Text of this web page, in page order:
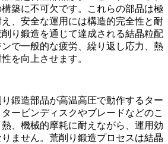
築に不可欠です。これらの部品は極
、安全な運用には構造的完全性と耐
り鍛造を通じて達成される結晶粒配
で一般的な疲労、繰り返し応力、熱
を向上させます。
鍛造部品が高温高圧で動作するター
ービンディスクやブレードなどのこ
、機械的摩耗に耐えながら、運用効
ません。荒削り鍛造プロセスは結晶